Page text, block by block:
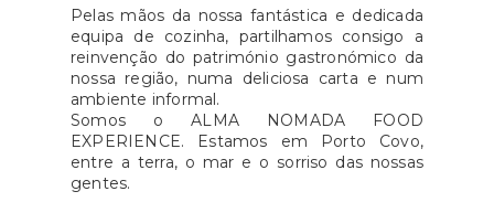
Pelas mãos da nossa fantástica e dedicada
equipa de cozinha, partilhamos consigo a
reinvenção do património gastronómico da
nossa região, numa deliciosa carta e num
ambiente informal.
Somos o ALMA NOMADA FOOD
EXPERIENCE. Estamos em Porto Covo,
entre a terra, o mar e o sorriso das nossas
gentes.